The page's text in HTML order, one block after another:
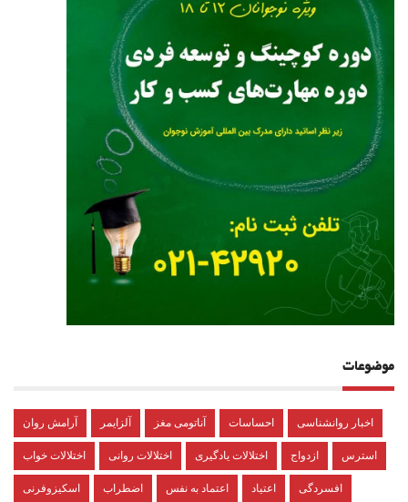
موضوعات
آرامش روان آلزایمر آناتومی مغز احساسات اخبار روانشناسی
اختلالات خواب اختلالات روانی اختلالات یادگیری ازدواج استرس
اسکیزوفرنی اضطراب اعتماد به نفس اعتیاد افسردگی